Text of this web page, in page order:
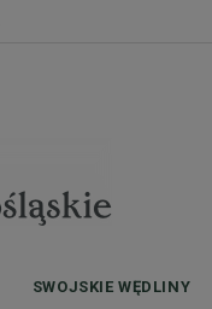
SWOJSKIE WĘDLINY